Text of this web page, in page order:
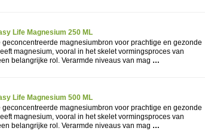
Life Magnesium 250 ML
magnesiumbron voor prachtige en gezonde
magnesium, vooral in het skelet vormingsproces van
belangrijke rol. Verarmde niveaus van mag …
Life Magnesium 500 ML
magnesiumbron voor prachtige en gezonde
magnesium, vooral in het skelet vormingsproces van
belangrijke rol. Verarmde niveaus van mag …